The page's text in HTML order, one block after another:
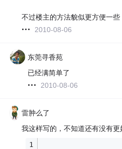
不过楼主的方法貌似更方便一些
2010-08-06
东莞寻香苑
已经满简单了
2010-08-06
雷肿么了
我这样写的，不知道还有没有更